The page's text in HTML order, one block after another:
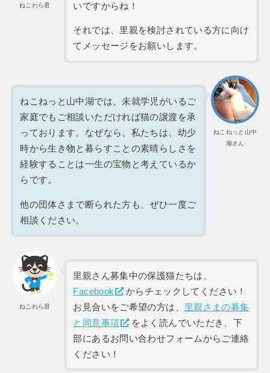
ねこわら君
いですからね！
それでは、里親を検討されている方に向け
てメッセージをお願いします。
ねこねっと山中
湖さん
ねこねっと山中湖では、未就学児がいるご
家庭でもご相談いただければ猫の譲渡を承
っております。なぜなら、私たちは、幼少
時から生き物と暮らすことの素晴らしさを
経験することは一生の宝物と考えているか
らです。
他の団体さまで断られた方も、ぜひ一度ご
相談ください。
ねこわら君
里親さん募集中の保護猫たちは、
Facebook
からチェックしてください！
お見合いをご希望の方は、 里親さまの募集
と同意事項
をよく読んでいただき、下
部にあるお問い合わせフォームからご連絡
ください！